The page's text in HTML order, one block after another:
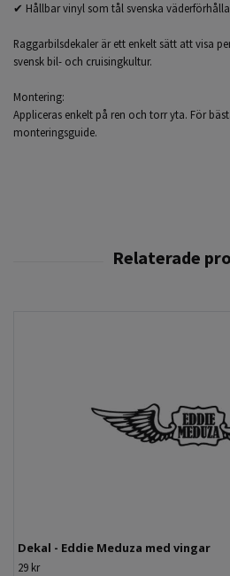
✔ Hållbar vinyl som tål svenska
Raggarbilsdekaler är ett enkelt sätt att visa
svensk bil- och cruisingkultur.
Montering:
Appliceras enkelt på ren och torr yta. För
monteringsguide.
Dekal - Eddie Meduza med vingar
29 kr